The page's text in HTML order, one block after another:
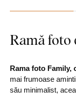
Ramă
Rama foto
mai frumoase
său minimalist,